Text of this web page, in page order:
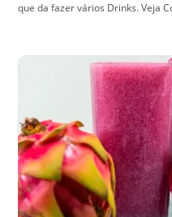
que da fazer vários Drinks. Veja